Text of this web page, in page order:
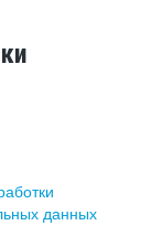
данных